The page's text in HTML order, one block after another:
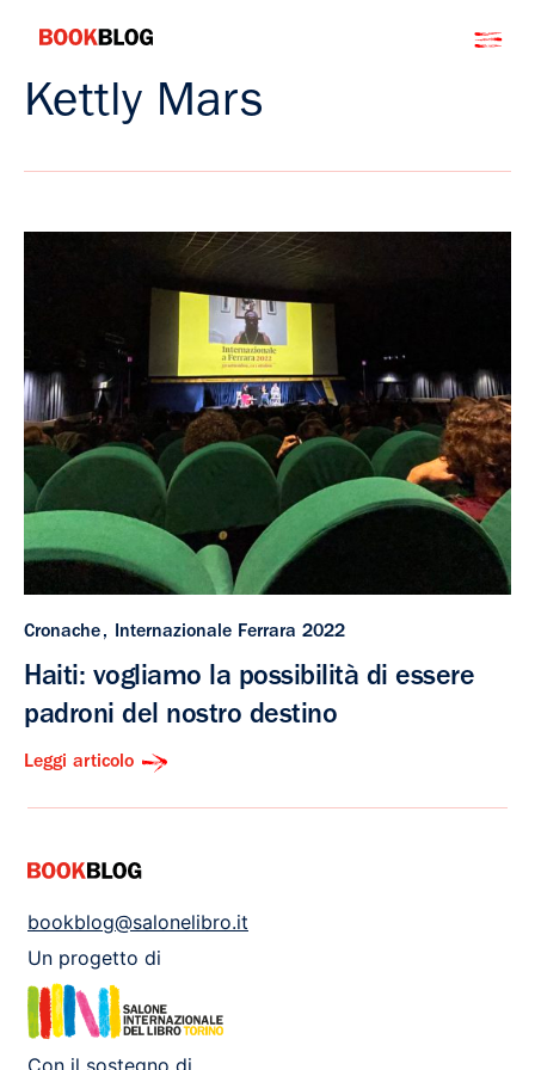
contenuto
Bookblog
Kettly Mars
Cronache Internazionale Ferrara 2022
Haiti: vogliamo la possibilità di essere
padroni del nostro destino
Leggi articolo
bookblog@salonelibro.it
Un progetto di